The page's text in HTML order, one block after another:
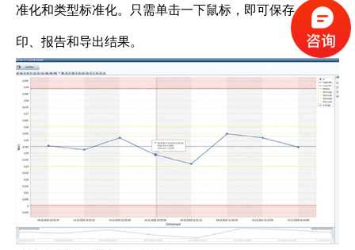
准化和类型标准化。只需单击一下鼠标，即可保存、打
印、报告和导出结果。